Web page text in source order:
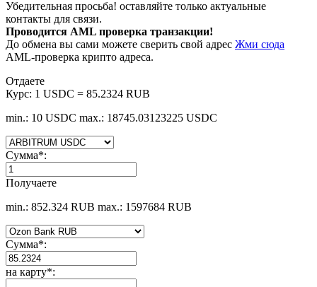
Убедительная просьба! оставляйте только актуальные
контакты для связи.
Проводится AML проверка транзакции!
До обмена вы сами можете сверить свой адрес Жми сюда
AML-проверка крипто адреса.
Отдаете
Курс: 1 USDC = 85.2324 RUB
min.: 10 USDC max.: 18745.03123225 USDC
Сумма*:
Получаете
min.: 852.324 RUB max.: 1597684 RUB
Сумма*:
на карту*: